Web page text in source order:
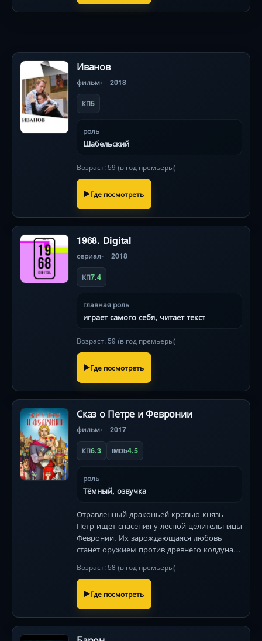
Иванов
фильм 2018
КП5
роль
Шабельский
Возраст: 59 (в год премьеры)
Где посмотреть
1968. Digital
сериал 2018
КП7.4
главная роль
играет самого себя, читает текст
Возраст: 59 (в год премьеры)
Где посмотреть
Сказ о Петре и Февронии
фильм 2017
КП6.3 IMDb4.5
роль
Тёмный, озвучка
Отравленный драконьей кровью князь
Пётр ищет спасения у лесной целительницы
Февронии. Их зарождающаяся любовь
станет оружием против древнего колдуна,
Возраст: 58 (в год премьеры)
Где посмотреть